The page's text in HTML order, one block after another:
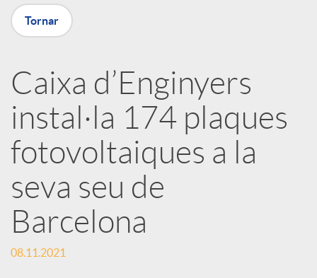
X
a
r
x
e
s
Tornar
Caixa d’Enginyers
instal·la 174 plaques
fotovoltaiques a la
seva seu de
Barcelona
08.11.2021